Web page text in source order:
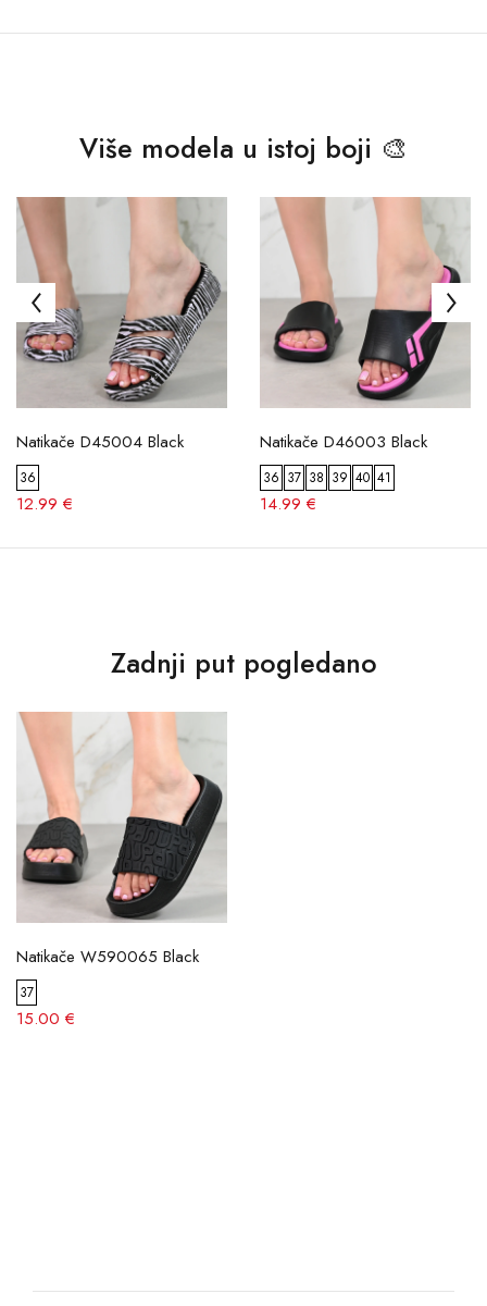
Više modela u istoj boji 🎨
Natikače D45004 Black
36
12.99 €
Natikače D46003 Black
36 37 38 39 40 41
14.99 €
Zadnji put pogledano
Natikače W590065 Black
37
15.00 €